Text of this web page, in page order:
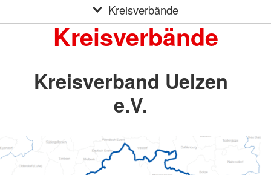
Kreisverbände
Kreisverbände
Kreisverband Uelzen
e.V.